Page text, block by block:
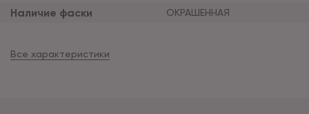
Наличие фаски ОКРАШЕННАЯ
Все характеристики